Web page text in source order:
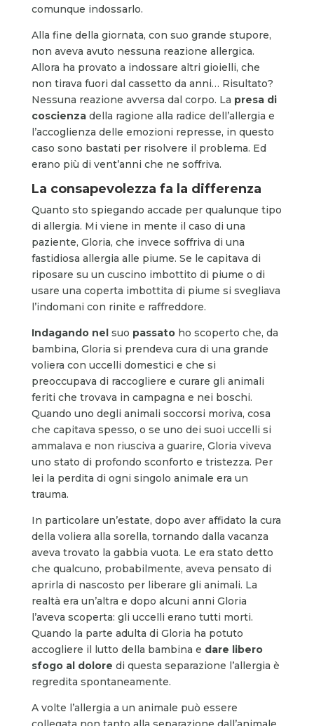
comunque indossarlo.
Alla fine della giornata, con suo grande stupore,
non aveva avuto nessuna reazione allergica.
Allora ha provato a indossare altri gioielli, che
non tirava fuori dal cassetto da anni… Risultato?
Nessuna reazione avversa dal corpo. La presa di
coscienza della ragione alla radice dell’allergia e
l’accoglienza delle emozioni represse, in questo
caso sono bastati per risolvere il problema. Ed
erano più di vent’anni che ne soffriva.
La consapevolezza fa la differenza
Quanto sto spiegando accade per qualunque tipo
di allergia. Mi viene in mente il caso di una
paziente, Gloria, che invece soffriva di una
fastidiosa allergia alle piume. Se le capitava di
riposare su un cuscino imbottito di piume o di
usare una coperta imbottita di piume si svegliava
l’indomani con rinite e raffreddore.
Indagando nel suo passato ho scoperto che, da
bambina, Gloria si prendeva cura di una grande
voliera con uccelli domestici e che si
preoccupava di raccogliere e curare gli animali
feriti che trovava in campagna e nei boschi.
Quando uno degli animali soccorsi moriva, cosa
che capitava spesso, o se uno dei suoi uccelli si
ammalava e non riusciva a guarire, Gloria viveva
uno stato di profondo sconforto e tristezza. Per
lei la perdita di ogni singolo animale era un
trauma.
In particolare un’estate, dopo aver affidato la cura
della voliera alla sorella, tornando dalla vacanza
aveva trovato la gabbia vuota. Le era stato detto
che qualcuno, probabilmente, aveva pensato di
aprirla di nascosto per liberare gli animali. La
realtà era un’altra e dopo alcuni anni Gloria
l’aveva scoperta: gli uccelli erano tutti morti.
Quando la parte adulta di Gloria ha potuto
accogliere il lutto della bambina e dare libero
sfogo al dolore di questa separazione l’allergia è
regredita spontaneamente.
A volte l’allergia a un animale può essere